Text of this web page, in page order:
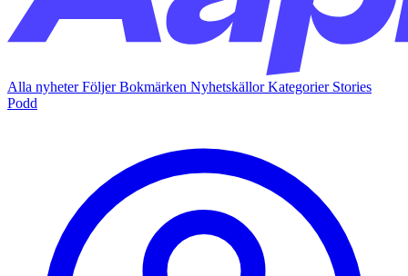
Alla nyheterFöljerBokmärken NyhetskällorKategorier Stories
Podd